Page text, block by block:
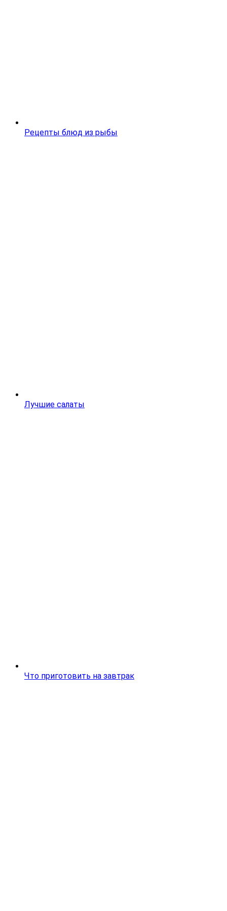
Рецепты блюд из рыбы
Лучшие салаты
Что приготовить на завтрак